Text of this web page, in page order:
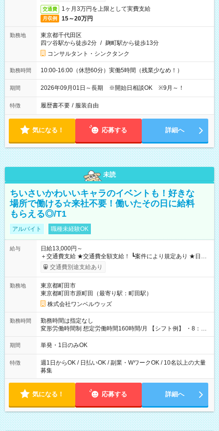
交通費 1ヶ月3万円を上限として実費支給
月収例 15～20万円
勤務地
東京都千代田区
四ツ谷駅から徒歩2分 / 麹町駅から徒歩13分
コンサルタント・シンクタンク
勤務時間 10:00-16:00（休憩60分）実働5時間（残業少なめ！）
期間 2026年09月01日～長期 ※開始日相談OK ※9月～！
特徴 履歴書不要 / 服装自由
気になる！ 応募する 詳細へ
未読
ちいさいかわいいキャラのイベントも！好きな
場所で働ける☆来社不要！働いたその日に給料
もらえる◎/T1
アルバイト 職種未経験OK
給与
日給13,000円～
＋交通費支給 ★交通費全額支給！ ┗案件により規定あり ★日払
いOK！（規定あり） ┗働いたその日に現金GET♪ お仕事後はコ
ンビニATMから 日払い分を引き落とせます！ 【試用期間】試
交通費別途支給あり
勤務地
東京都町田市
東京都町田市原町田（最寄り駅：町田駅）
株式会社ワンベルウッズ
勤務時間
勤務時間は指定なし
変形労働時間制 想定労働時間160時間/月 【シフト例】 ・8：00
～21：00
期間 単発・1日のみOK
特徴
週1日からOK / 日払いOK / 副業・WワークOK / 10名以上の大量
募集
気になる！ 応募する 詳細へ